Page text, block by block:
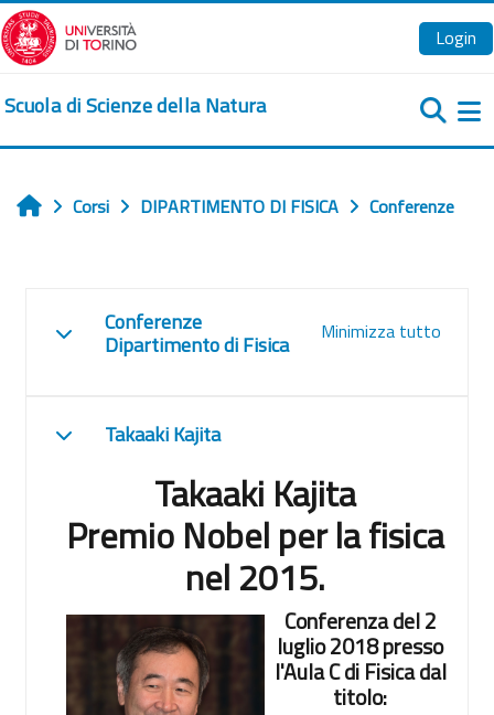
Vai al contenuto principale
Login
Scuola di Scienze della Natura
Home
Corsi DIPARTIMENTO DI FISICA Conferenze
Schema della sezione
Minimizza
Conferenze
Dipartimento di Fisica Minimizza tutto
MinimizzaTakaaki Kajita
Takaaki Kajita
Premio Nobel per la fisica
nel 2015.
Conferenza del 2
luglio 2018 presso
l'Aula C di Fisica dal
titolo: